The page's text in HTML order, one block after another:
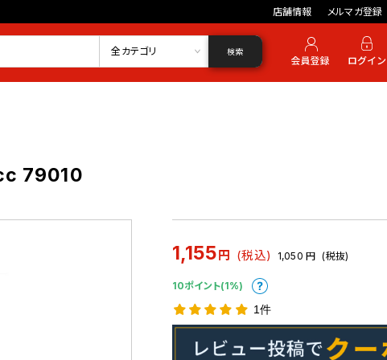
店舗情報 メルマガ登録
お気に入り
全カテゴリ 検索
79010
1,155円 (税込) 1,050 円 (税抜)
10ポイント(1%)
1件